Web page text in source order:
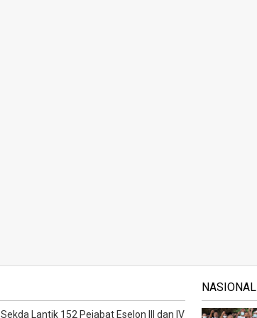
Sekda Lantik 152 Pejabat Eselon III dan IV
NASIONAL